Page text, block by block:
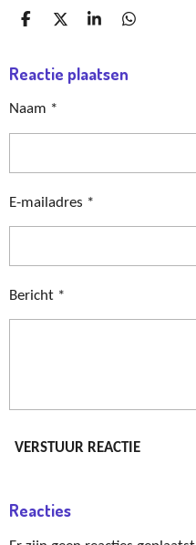
D
E
D
L
S
R
D
E
Reactie plaatsen
Naam *
E-mailadres *
Bericht *
VERSTUUR REACTIE
Reacties